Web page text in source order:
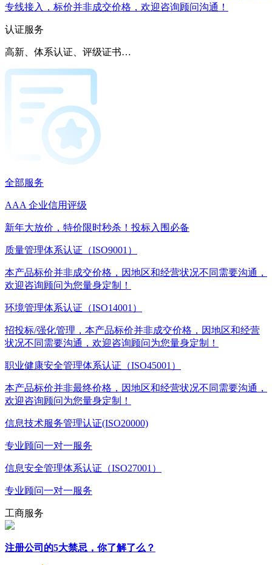
专线接入，标价并非成交价格，欢迎咨询顾问沟通！
认证服务
高新、体系认证、评级证书…
全部服务
AAA 企业信用评级
新年大放价，特价限时秒杀！投标入围必备
质量管理体系认证（ISO9001）
本产品标价并非成交价格，因地区和经营状况不同需要沟通，
欢迎咨询顾问为您量身定制！
环境管理体系认证（ISO14001）
招投标/强化管理，本产品标价并非成交价格，因地区和经营
状况不同需要沟通，欢迎咨询顾问为您量身定制！
职业健康安全管理体系认证（ISO45001）
本产品标价并非最终价格，因地区和经营状况不同需要沟通，
欢迎咨询顾问为您量身定制！
信息技术服务管理认证(ISO20000)
专业顾问一对一服务
信息安全管理体系认证（ISO27001）
专业顾问一对一服务
工商服务
注册公司的5大禁忌，你了解了么？